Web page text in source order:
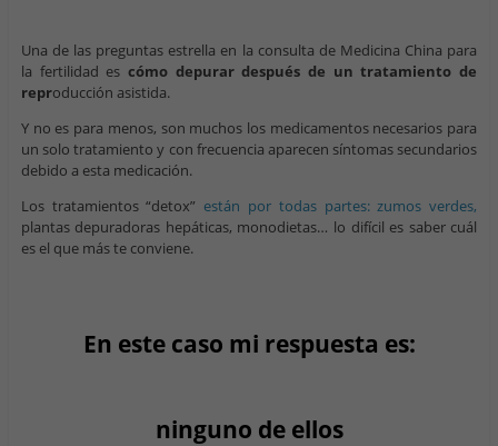
Una de las preguntas estrella en la consulta de Medicina China para
la fertilidad es cómo depurar después de un tratamiento de
reproducción asistida.
Y no es para menos, son muchos los medicamentos necesarios para
un solo tratamiento y con frecuencia aparecen síntomas secundarios
debido a esta medicación.
Los tratamientos “detox” están por todas partes: zumos verdes,
plantas depuradoras hepáticas, monodietas… lo difícil es saber cuál
es el que más te conviene.
En este caso mi respuesta es:
ninguno de ellos